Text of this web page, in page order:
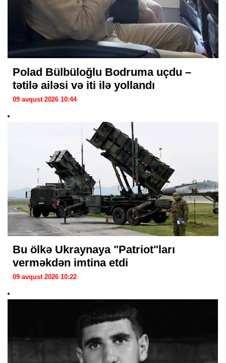
Polad Bülbüloğlu Bodruma uçdu –
tətilə ailəsi və iti ilə yollandı
09 avqust 2026 10:44
Bu ölkə Ukraynaya "Patriot"ları
verməkdən imtina etdi
09 avqust 2026 10:22